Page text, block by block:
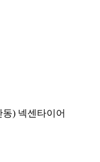
) 넥센타이어